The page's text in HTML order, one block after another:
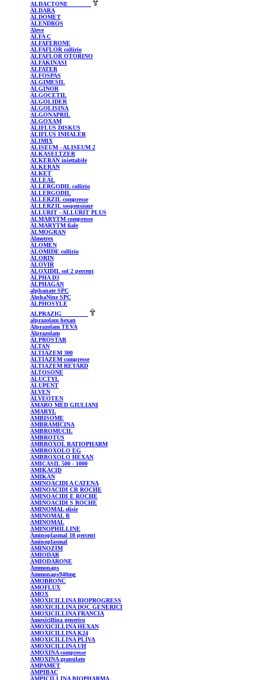
ALDACTONE
ALDARA
ALDOMET
ALENDROS
Aleve
ALFA C
ALFAFERONE
ALFAFLORcollirio
ALFAFLOROTORINO
ALFAKINASI
ALFATER
ALFOSPAS
ALGIMESIL
ALGINOR
ALGOCETIL
ALGOLIDER
ALGOLISINA
ALGONAPRIL
ALGOXAM
ALIFLUS DISKUS
ALIFLUS INHALER
ALIMIX
ALISEUM - ALISEUM 2
ALKASELTZER
ALKERAN iniettabile
ALKERAN
ALKET
ALLEAL
ALLERGODILcollirio
ALLERGODIL
ALLERZILcompresse
ALLERZILsospensione
ALLURIT - ALLURIT PLUS
ALMARYTM compresse
ALMARYTM fiale
ALMOGRAN
Almotrex
ALOMEN
ALOMIDE collirio
ALORIN
ALOVIR
ALOXIDILsol 2 percent
ALPHAD3
ALPHAGAN
alphanateSPC
AlphaNineSPC
ALPHOSYLE
ALPRAZIG
alprazolam hexan
Alprazolam TEVA
Alprazolam
ALPROSTAR
ALTAN
ALTIAZEM 300
ALTIAZEM compresse
ALTIAZEM RETARD
ALTOSONE
ALUCTYL
ALUPENT
ALVEN
ALVEOTEN
AMARO MED GIULIANI
AMARYL
AMBISOME
AMBRAMICINA
AMBROMUCIL
AMBROTUS
AMBROXOLRATIOPHARM
AMBROXOLO EG
AMBROXOLO HEXAN
AMICASIL500 - 1000
AMIKACID
AMIKAN
AMINOACIDI A CATENA
AMINOACIDI CR ROCHE
AMINOACIDI E ROCHE
AMINOACIDI S ROCHE
AMINOMALelisir
AMINOMALR
AMINOMAL
AMINOPHILLINE
Aminoplasmal 10 percent
Aminoplasmal
AMINOZIM
AMIODAR
AMIODARONE
Ammonaps
Ammonaps940mg
AMOBRONC
AMOFLUX
AMOX
AMOXICILLINABIOPROGRESS
AMOXICILLINADOC GENERICI
AMOXICILLINAFRANCIA
Amoxicillina generico
AMOXICILLINAHEXAN
AMOXICILLINAK24
AMOXICILLINAPLIVA
AMOXICILLINAUH
AMOXINAcompresse
AMOXINAgranulato
AMPAMET
AMPIBAC